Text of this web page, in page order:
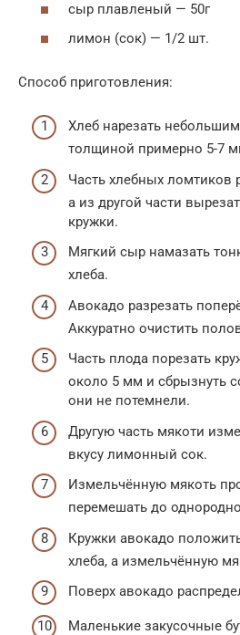
сыр плавленый — 50г
лимон (сок) — 1/2 шт.
Способ приготовления:
Хлеб нарезать
толщиной примерно 5-7
Часть хлебных ломтиков
а из другой части
кружки.
Мягкий сыр намазать
хлеба.
Авокадо разрезать
Аккуратно очистить
Часть плода порезать
около 5 мм и сбрызнуть
они не потемнели.
Другую часть мякоти
вкусу лимонный сок.
Измельчённую мякоть
перемешать до
Кружки авокадо
хлеба, а измельчённую
Поверх авокадо
Маленькие закусочные